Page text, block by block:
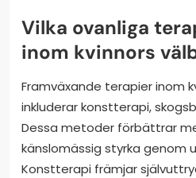
Vilka ovanliga
inom kvinnors
Framväxande terapier inom
inkluderar konstterapi,
Dessa metoder förbättrar
känslomässig styrka genom
Konstterapi främjar